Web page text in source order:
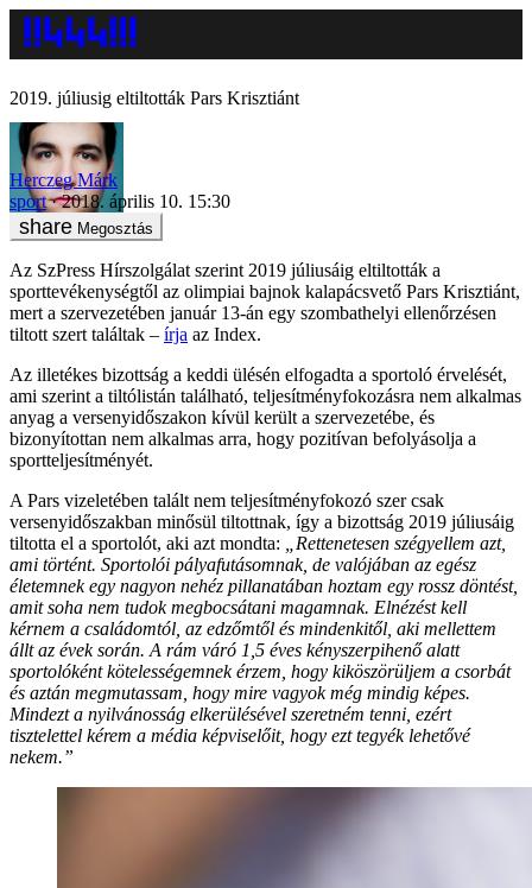
2019. júliusig eltiltották Pars Krisztiánt
Herczeg Márk
sport
2018. április 10. 15:30
Megosztás
Az SzPress Hírszolgálat szerint 2019 júliusáig eltiltották a
sporttevékenységtől az olimpiai bajnok kalapácsvető Pars Krisztiánt,
mert a szervezetében január 13-án egy szombathelyi ellenőrzésen
tiltott szert találtak – írja az Index.
Az illetékes bizottság a keddi ülésén elfogadta a sportoló érvelését,
ami szerint a tiltólistán található, teljesítményfokozásra nem alkalmas
anyag a versenyidőszakon kívül került a szervezetébe, és
bizonyítottan nem alkalmas arra, hogy pozitívan befolyásolja a
sportteljesítményét.
A Pars vizeletében talált nem teljesítményfokozó szer csak
versenyidőszakban minősül tiltottnak, így a bizottság 2019 júliusáig
tiltotta el a sportolót, aki azt mondta:
„Rettenetesen szégyellem azt,
ami történt. Sportolói pályafutásomnak, de valójában az egész
életemnek egy nagyon nehéz pillanatában hoztam egy rossz döntést,
amit soha nem tudok megbocsátani magamnak. Elnézést kell
kérnem a családomtól, az edzőmtől és mindenkitől, aki mellettem
állt az évek során. A rám váró 1,5 éves kényszerpihenő alatt
sportolóként kötelességemnek érzem, hogy kiköszörüljem a csorbát
és aztán megmutassam, hogy mire vagyok még mindig képes.
Mindezt a nyilvánosság elkerülésével szeretném tenni, ezért
tisztelettel kérem a média képviselőit, hogy ezt tegyék lehetővé
nekem.”